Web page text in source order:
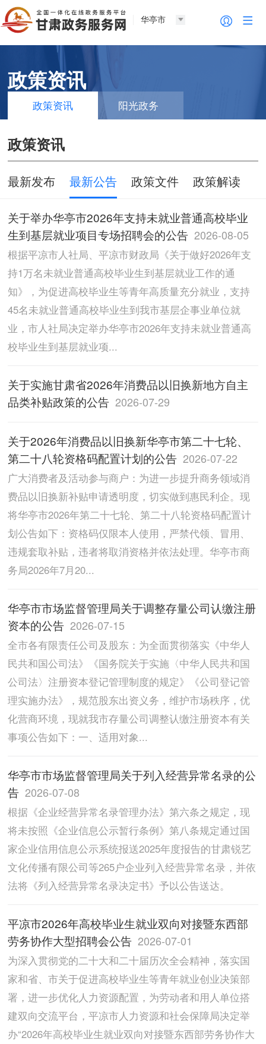
华亭市
政策资讯
政策资讯 阳光政务
政策资讯
最新发布 最新公告 政策文件 政策解读
关于举办华亭市2026年支持未就业普通高校毕业
生到基层就业项目专场招聘会的公告 2026-08-05
根据平凉市人社局、平凉市财政局《关于做好2026年支
持1万名未就业普通高校毕业生到基层就业工作的通
知》，为促进高校毕业生等青年高质量充分就业，支持
45名未就业普通高校毕业生到我市基层企事业单位就
业，市人社局决定举办华亭市2026年支持未就业普通高
校毕业生到基层就业项...
关于实施甘肃省2026年消费品以旧换新地方自主
品类补贴政策的公告 2026-07-29
关于2026年消费品以旧换新华亭市第二十七轮、
第二十八轮资格码配置计划的公告 2026-07-22
广大消费者及活动参与商户：为进一步提升商务领域消
费品以旧换新补贴申请透明度，切实做到惠民利企。现
将华亭市2026年第二十七轮、第二十八轮资格码配置计
划公告如下：资格码仅限本人使用，严禁代领、冒用、
违规套取补贴，违者将取消资格并依法处理。华亭市商
务局2026年7月20...
华亭市市场监督管理局关于调整存量公司认缴注册
资本的公告 2026-07-15
全市各有限责任公司及股东：为全面贯彻落实《中华人
民共和国公司法》《国务院关于实施〈中华人民共和国
公司法〉注册资本登记管理制度的规定》《公司登记管
理实施办法》，规范股东出资义务，维护市场秩序，优
化营商环境，现就我市存量公司调整认缴注册资本有关
事项公告如下：一、适用对象...
华亭市市场监督管理局关于列入经营异常名录的公
告 2026-07-08
根据《企业经营异常名录管理办法》第六条之规定，现
将未按照《企业信息公示暂行条例》第八条规定通过国
家企业信用信息公示系统报送2025年度报告的甘肃锐艺
文化传播有限公司等265户企业列入经营异常名录，并依
法将《列入经营异常名录决定书》予以公告送达。
平凉市2026年高校毕业生就业双向对接暨东西部
劳务协作大型招聘会公告 2026-07-01
为深入贯彻党的二十大和二十届历次全会精神，落实国
家和省、市关于促进高校毕业生等青年就业创业决策部
署，进一步优化人力资源配置，为劳动者和用人单位搭
建双向交流平台，平凉市人力资源和社会保障局决定举
办“2026年高校毕业生就业双向对接暨东西部劳务协作大